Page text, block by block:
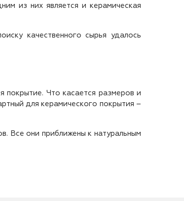
из них является и керамическая
качественного сырья удалось
покрытие. Что касается размеров и
для керамического покрытия –
Все они приближены к натуральным